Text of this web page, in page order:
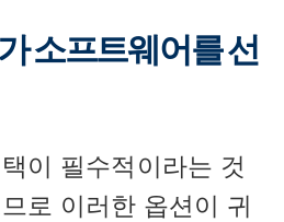
소프트웨어를 선
이 필수적이라는 것
로 이러한 옵션이 귀